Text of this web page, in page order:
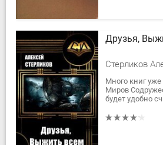
Друзья,
Много книг
Миров
будет удобно
же серии, я